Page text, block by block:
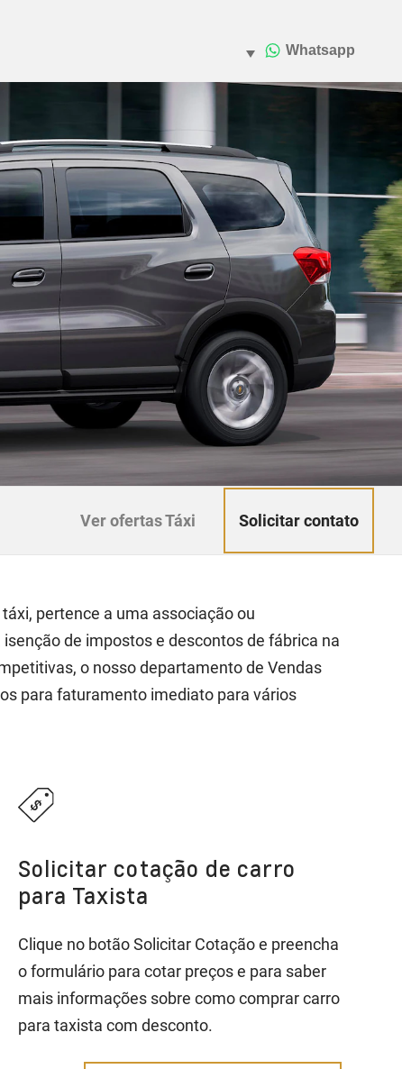
Ver ofertas Táxi Solicitar contato
pertence a uma associação ou
de impostos e descontos de fábrica na
o nosso departamento de Vendas
para faturamento imediato para vários
Solicitar cotação de carro
para Taxista
Clique no botão Solicitar Cotação e preencha
o formulário para cotar preços e para saber
mais informações sobre como comprar carro
para taxista com desconto.